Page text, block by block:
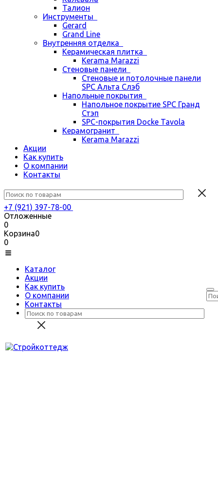
Талион
Инструменты
Gerard
Grand Line
Внутренняя отделка
Керамическая плитка
Kerama Marazzi
Стеновые панели
Стеновые и потолочные панели
SPC Альта Слэб
Напольные покрытия
Напольное покрытие SPC Гранд
Стэп
SPC-покрытия Docke Tavola
Керамогранит
Kerama Marazzi
Акции
Как купить
О компании
Контакты
+7 (921) 397-78-00
Отложенные
0
Корзина0
0
Каталог
Акции
Как купить
О компании
Контакты